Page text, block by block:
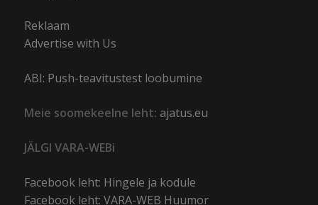
Reklaam
Advertise with Us
ABI: Push-teavitustest loobumine
Meie soomekeelne leht: ajatus.eu
JÄLGI VARA-WEBi
Facebook leht: Hingele ja kodule
Facebook leht: VARA-WEB Huumor